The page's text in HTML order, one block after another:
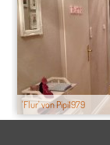
'Flur' von Pipi1979